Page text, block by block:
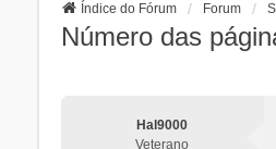
Índice do Fórum Forum
Número das
Hal9000
Veterano